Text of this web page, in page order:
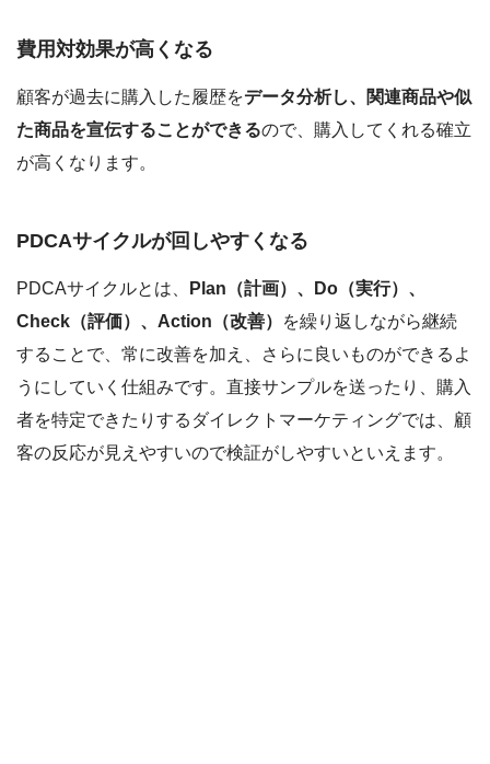
費用対効果が高くなる
顧客が過去に購入した履歴をデータ分析し、関連商品や似
た商品を宣伝することができるので、購入してくれる確立
が高くなります。
PDCAサイクルが回しやすくなる
PDCAサイクルとは、
Plan（計画）、Do（実行）、
Check（評価）、Action（改善）
を繰り返しながら継続
することで、常に改善を加え、さらに良いものができるよ
うにしていく仕組みです。直接サンプルを送ったり、購入
者を特定できたりするダイレクトマーケティングでは、顧
客の反応が見えやすいので検証がしやすいといえます。